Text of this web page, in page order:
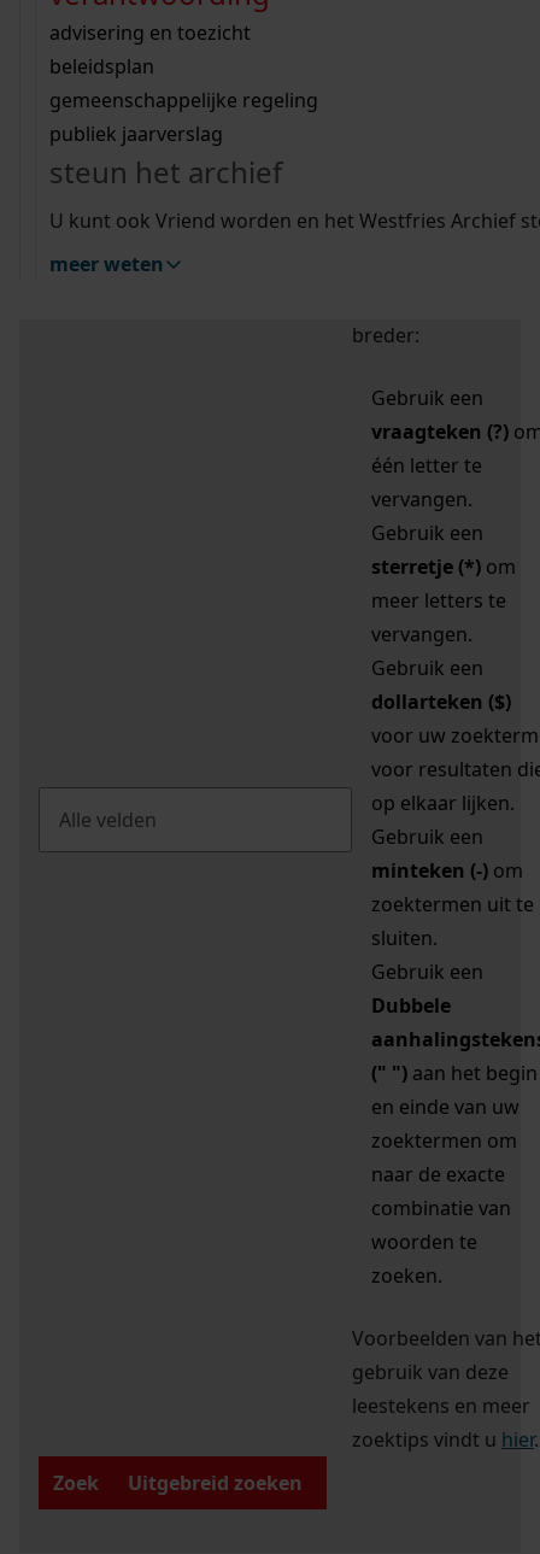
bouwvergunningen
omgevingsvergunningen
vergunningen
beeld en geluid
uitleg nodig?
Wij helpen u op weg met een aantal zoektips.
bekijk alle zoektips
Wij helpen u op weg met een aantal zoektips.
bekijk alle zoektips
bekijk ons geschiedenislokaal
advisering en toezicht
beleidsplan
gemeenschappelijke regeling
publiek jaarverslag
steun het archief
U kunt ook Vriend worden en het Westfries Archief
meer weten
zoektips
Mijn Studiezaal (inloggen)
uw zoekopdracht te
breder:
Gebruik een
vraagteken (?)
één letter te
vervangen.
Gebruik een
sterretje (*) om
meer letters te
vervangen.
Gebruik een
dollarteken ($)
voor uw zoekterm
voor resultaten
op elkaar lijken.
Gebruik een
minteken (-) om
zoektermen uit te
sluiten.
Gebruik een
Dubbele
(" ") aan het begin
en einde van uw
zoektermen om
naar de exacte
combinatie van
woorden te
zoeken.
Voorbeelden van
gebruik van deze
leestekens en meer
zoektips vindt u hier.
Zoek
Uitgebreid zoeken